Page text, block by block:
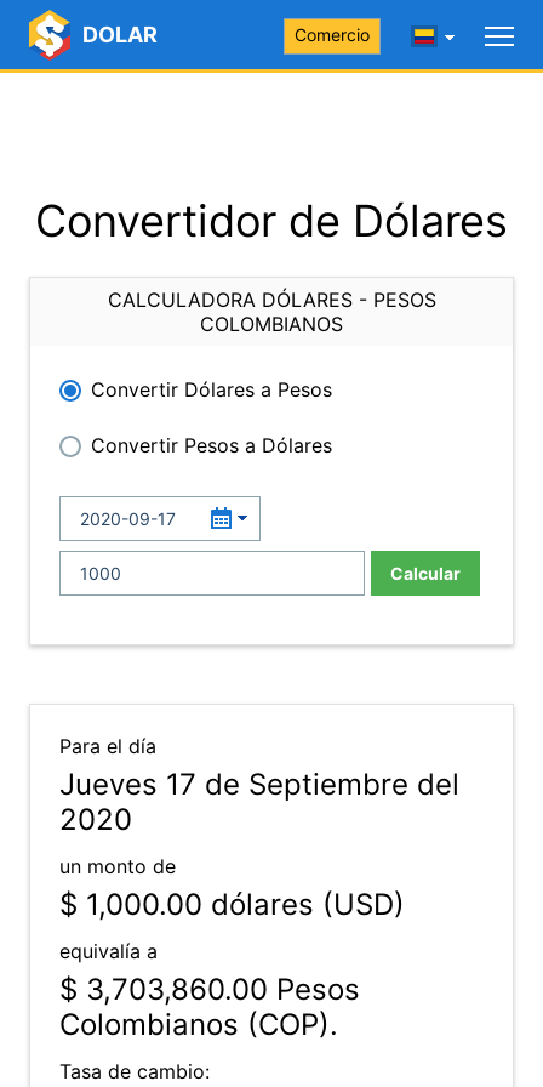
DOLAR Comercio
Convertidor de Dólares
CALCULADORA DÓLARES - PESOS
COLOMBIANOS
Convertir Dólares a Pesos
Convertir Pesos a Dólares
Calcular
Para el día
Jueves 17 de Septiembre del
2020
un monto de
$ 1,000.00 dólares (USD)
equivalía a
$ 3,703,860.00 Pesos
Colombianos (COP).
Tasa de cambio: